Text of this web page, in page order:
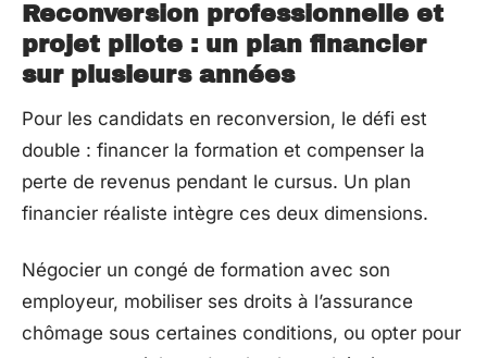
Reconversion professionnelle et
projet pilote : un plan financier
sur plusieurs années
Pour les candidats en reconversion, le défi est
double : financer la formation et compenser la
perte de revenus pendant le cursus. Un plan
financier réaliste intègre ces deux dimensions.
Négocier un congé de formation avec son
employeur, mobiliser ses droits à l’assurance
chômage sous certaines conditions, ou opter pour